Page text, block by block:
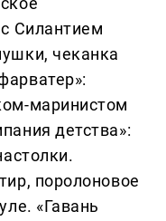
Силантием
чеканка
маринистом
детства»:
поролоновое
«Гавань